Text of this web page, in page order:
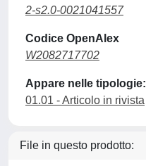
2-s2.0-0021041557
Codice OpenAlex
W2082717702
Appare nelle tipologie:
01.01 - Articolo in rivista
File in questo prodotto: